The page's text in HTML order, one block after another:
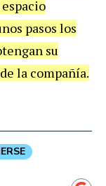
pasos los
su
la compañía.